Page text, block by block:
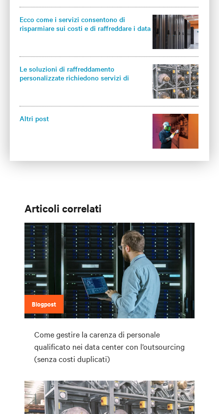
Ecco come i servizi consentono di
risparmiare sui costi e di raffreddare i data
Le soluzioni di raffreddamento
personalizzate richiedono servizi di
Altri post
Articoli correlati
Blogpost
Come gestire la carenza di personale
qualificato nei data center con l’outsourcing
(senza costi duplicati)